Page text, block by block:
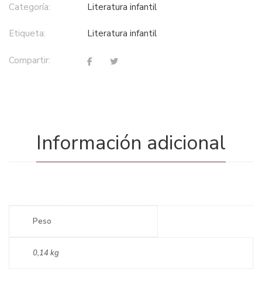
Categoría: literatura infantil
Etiqueta: literatura infantil
Compartir:
Información adicional
Peso
0,14 kg